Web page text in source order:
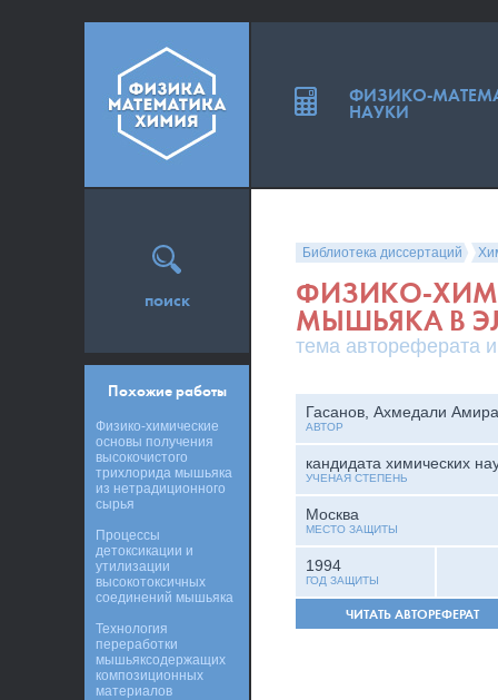
Библиотека диссертаций
ФИЗИКО-
МЫШЬЯКА В
тема автореферата
Гасанов, Ахмедали
АВТОР
кандидата химических
УЧЕНАЯ СТЕПЕНЬ
Москва
МЕСТО ЗАЩИТЫ
1994
ГОД ЗАЩИТЫ
ЧИТАТЬ АВТОРЕФЕРАТ
поиск
Похожие работы
Физико-химические
основы получения
высокочистого
трихлорида мышьяка
из нетрадиционного
сырья
Процессы
детоксикации и
утилизации
высокотоксичных
соединений мышьяка
Технология
переработки
мышьяксодержащих
композиционных
материалов
ФИЗИКО-
НАУКИ